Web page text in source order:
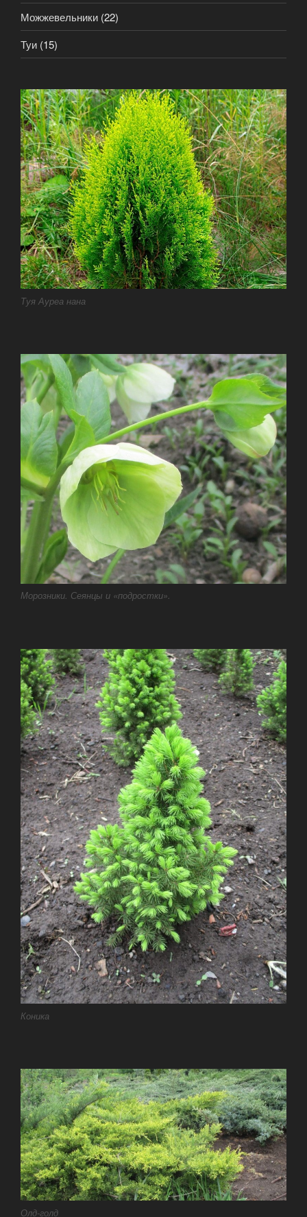
Можжевельники (22)
Туи (15)
Туя Ауреа нана
Морозники. Сеянцы и «подростки».
Коника
Олд-голд